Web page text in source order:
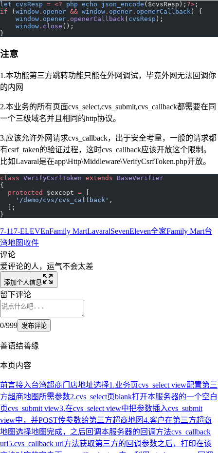
let cvsResp = <? php echo json_encode ($cvsResp); ?> ;
if ( window . opener && window . opener . openerCallback ) {
    window
. opener . openerCallback( cvsResp );
    window
. close ();
}
注意
1.本功能第三方跳转功能只能在外网调试，毕竟外网无法回调你
的内网
2.本业务的所有页面cvs_select,cvs_submit,cvs_callback都需要在同
一个三级域名并且相同的http协议。
3.应该允许外网请求cvs_callback，出于安全考量，一般的请求都
有csrf_taken的验证过程，这时cvs_callback应该开放这个限制。
比如Lavaral是在app\Http\Middleware\VerifyCsrfToken.php开放。
class VerifyCsrfToken extends BaseVerifier
{
  protected
$except = [
    '/demo/cvs/cvs_callback'
,
  ];
}
7-11 7-ELEVEnFamily MartLavaralSevenEleven全家Family Mart台
湾地图 收件
评论
爱评论的人，运气不会太差
添加个人信息
留下评论
0/999 发布评论
善语结善缘
本页内容
前言接入台湾超商门店地址选择1.业务页cvs_select view配置第三
方超商地图所需参数2.cvs_select页blank打开本服务器的一个空白
页cvs_submit view3.在cvs_select view中把参数插入cvs_submit
view中，并POST传参数给第三方超商地图4.客户在第三方超商
地图选择地图完成，之后回调本服务器的回调方法cvs_callback
url5.cvs_callback url方法获取第三方的回调参数之后，打印在该